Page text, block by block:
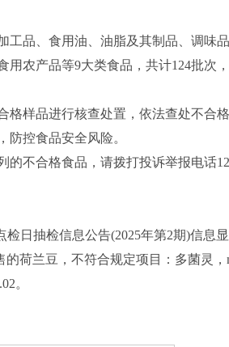
品、食用油、油脂及其制品、调味
农产品等9大类食品，共计124批次
样品进行核查处置，依法查处不合
防控食品安全风险。
不合格食品，请拨打投诉举报电话
日抽检信息公告(2025年第2期)信息显
兰豆，不符合规定项目：多菌灵，
。